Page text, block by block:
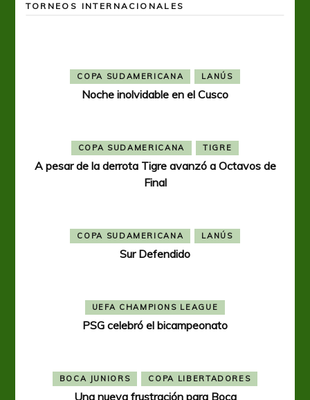
TORNEOS INTERNACIONALES
COPA SUDAMERICANA LANÚS
Noche inolvidable en el Cusco
COPA SUDAMERICANA TIGRE
A pesar de la derrota Tigre avanzó a Octavos de
Final
COPA SUDAMERICANA LANÚS
Sur Defendido
UEFA CHAMPIONS LEAGUE
PSG celebró el bicampeonato
BOCA JUNIORS COPA LIBERTADORES
Una nueva frustración para Boca